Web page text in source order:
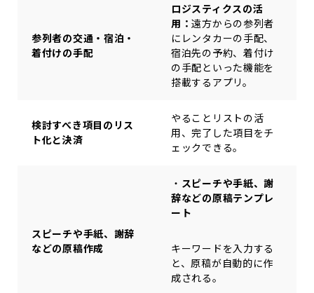
参列者の交通・宿泊・
着付けの手配
ロジスティクスの活
用：遠方からの参列者
にレンタカーの手配、
宿泊先の予約、着付け
の手配といった機能を
搭載するアプリ。
検討すべき項目のリス
ト化と決済
やることリストの活
用、完了した項目をチ
ェックできる。
スピーチや手紙、謝辞
などの原稿作成
・ スピーチや手紙、謝
辞などの原稿テンプレ
ート
キーワードを入力する
と、原稿が自動的に作
成される。